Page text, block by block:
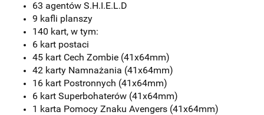
63 agentów S.H.I.E.L.D
9 kafli planszy
140 kart, w tym:
6 kart postaci
45 kart Cech Zombie (41x64mm)
42 karty Namnażania (41x64mm)
16 kart Postronnych (41x64mm)
6 kart Superbohaterów (41x64mm)
1 karta Pomocy Znaku Avengers (41x64mm)